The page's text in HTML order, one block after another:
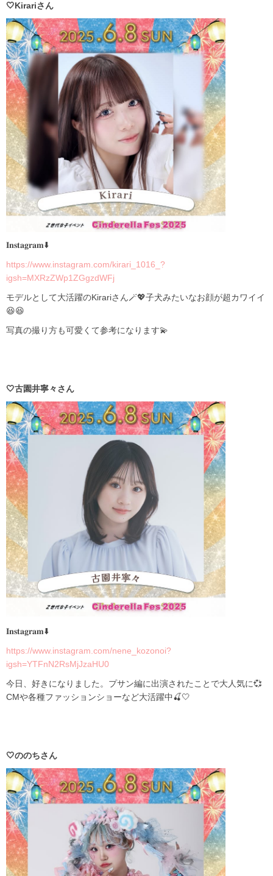
🤍Kirariさん
𝐈𝐧𝐬𝐭𝐚𝐠𝐫𝐚𝐦⬇️
https://www.instagram.com/kirari_1016_?
igsh=MXRzZWp1ZGgzdWFj
モデルとして大活躍のKirariさん🪄💖子犬みたいなお顔が超カワイイ
😆😆
写真の撮り方も可愛くて参考になります💫
🤍古園井寧々さん
𝐈𝐧𝐬𝐭𝐚𝐠𝐫𝐚𝐦⬇️
https://www.instagram.com/nene_kozonoi?
igsh=YTFnN2RsMjJzaHU0
今日、好きになりました。プサン編に出演されたことで大人気に💞
CMや各種ファッションショーなど大活躍中🍒🤍
🤍ののちさん